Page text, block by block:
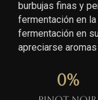
burbujas finas y
fermentación en
fermentación en
apreciarse
0%